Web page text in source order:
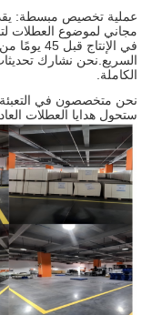
مجاني لموضوع العطلات
في
السريع.نحن نشارك
الكاملة.
نحن متخصصون في
ستحول هدايا العطلات